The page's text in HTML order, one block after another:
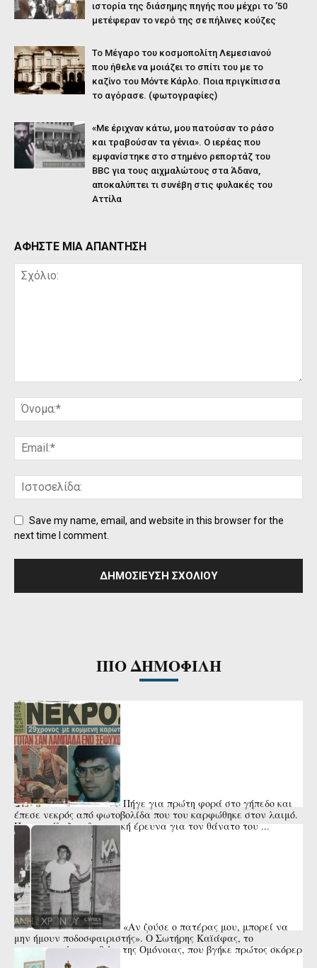
ιστορία της διάσημης πηγής που μέχρι το ’50
μετέφεραν το νερό της σε πήλινες κούζες
Το Μέγαρο του κοσμοπολίτη Λεμεσιανού
που ήθελε να μοιάζει το σπίτι του με το
καζίνο του Μόντε Κάρλο. Ποια πριγκίπισσα
το αγόρασε. (φωτογραφίες)
«Με έριχναν κάτω, μου πατούσαν το ράσο
και τραβούσαν τα γένια». Ο ιερέας που
εμφανίστηκε στο στημένο ρεπορτάζ του
BBC για τους αιχμαλώτους στα Άδανα,
αποκαλύπτει τι συνέβη στις φυλακές του
Αττίλα
ΑΦΗΣΤΕ ΜΙΑ ΑΠΑΝΤΗΣΗ
Save my name, email, and website in this browser for the
next time I comment.
ΠΙΟ ΔΗΜΟΦΙΛΗ
Πήγε για πρώτη φορά στο γήπεδο και
έπεσε νεκρός από φωτοβολίδα που του καρφώθηκε στον λαιμό.
Που κατέληξε η δικαστική έρευνα για τον θάνατο του ...
«Αν ζούσε ο πατέρας μου, μπορεί να
μην ήμουν ποδοσφαιριστής». Ο Σωτήρης Καϊάφας, το
αναντικατάστατο 9άρι της Ομόνοιας, που βγήκε πρώτος σκόρερ
της Ευρώπης και ...